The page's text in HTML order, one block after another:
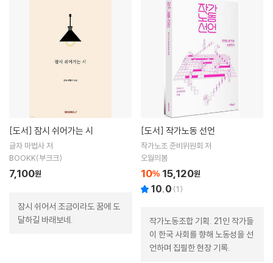
[도서] 잠시 쉬어가는 시
글자 마법사 저
BOOKK(부크크)
7,100원
잠시 쉬어서 조금이라도 꿈에 도
달하길 바래보네.
[도서] 작가노동 선언
작가노조 준비위원회 저
오월의봄
10% 15,120원
10.0 (1)
작가노동조합 기획. 21인 작가들
이 한국 사회를 향해 노동성을 선
언하며 집필한 현장 기록.